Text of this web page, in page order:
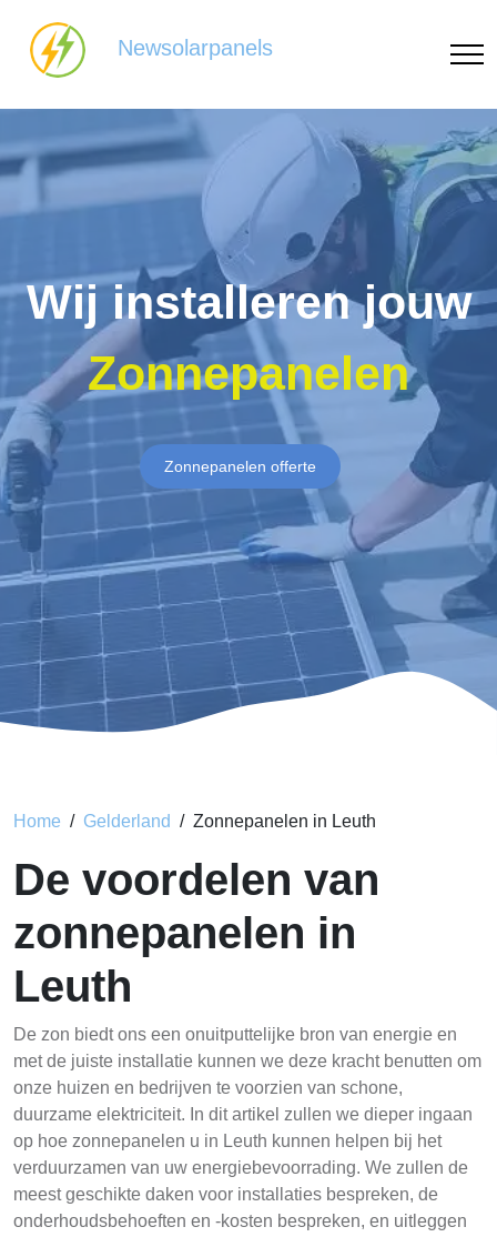
Newsolarpanels
Wij installeren jouw
Zonnepanelen
Zonnepanelen offerte
Home Gelderland Zonnepanelen in Leuth
De voordelen van
zonnepanelen in
Leuth
De zon biedt ons een onuitputtelijke bron van energie en
met de juiste installatie kunnen we deze kracht benutten om
onze huizen en bedrijven te voorzien van schone,
duurzame elektriciteit. In dit artikel zullen we dieper ingaan
op hoe zonnepanelen u in Leuth kunnen helpen bij het
verduurzamen van uw energiebevoorrading. We zullen de
meest geschikte daken voor installaties bespreken, de
onderhoudsbehoeften en -kosten bespreken, en uitleggen